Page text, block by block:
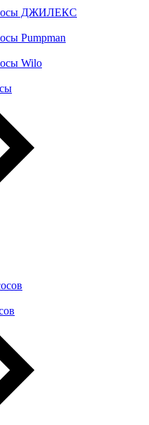
ДЖИЛЕКС
Pumpman
Wilo